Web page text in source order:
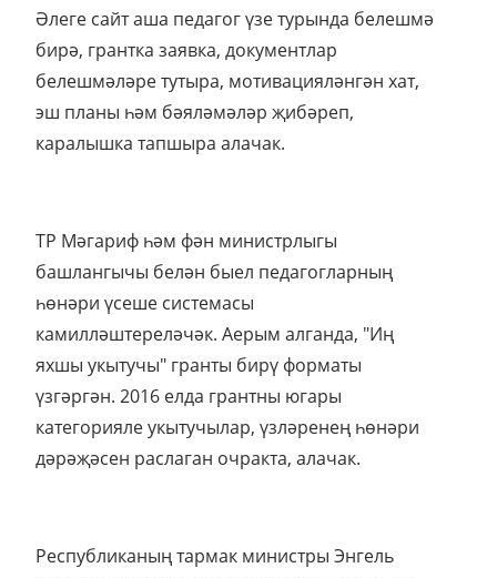
Әлеге сайт аша педагог үзе турында белешмә
бирә, грантка заявка, документлар
белешмәләре тутыра, мотивацияләнгән хат,
эш планы һәм бәяләмәләр җибәреп,
каралышка тапшыра алачак.
ТР Мәгариф һәм фән министрлыгы
башлангычы белән быел педагогларның
һөнәри үсеше системасы
камилләштереләчәк. Аерым алганда, "Иң
яхшы укытучы" гранты бирү форматы
үзгәргән. 2016 елда грантны югары
категорияле укытучылар, үзләренең һөнәри
дәрәҗәсен раслаган очракта, алачак.
Республиканың тармак министры Энгель